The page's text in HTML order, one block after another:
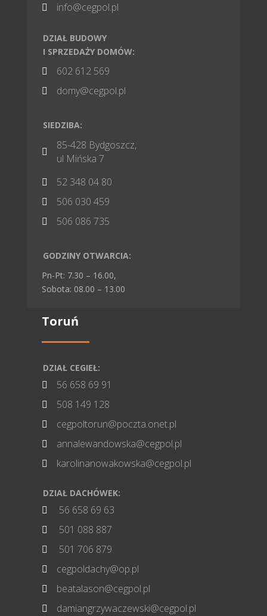
 info@cegpol.pl
DZIAŁ BUDOWY
I SPRZEDAŻY DOMÓW:
 602 612 569
 domy@cegpol.pl
SIEDZIBA:

85-428 Bydgoszcz,
ul Mińska 7
 52 348 04 80
 506 030 459
 506 086 735
GODZINY OTWARCIA:
Pn-Pt: 7.30 – 16.00,
Sobota: 08.00 – 13.00
Toruń
DZIAŁ CEGIEŁ:
 56 658 69 91
 508 149 128
 cegpoltorun@poczta.onet.pl
 annalewandowska@cegpol.pl
 karolinanowakowska@cegpol.pl
DZIAŁ DACHÓWEK:
 56 658 69 63
 501 088 887
 501 706 879
 cegpoldachy@op.pl
 beatalason@cegpol.pl
 damiangrzywaczewski@cegpol.pl